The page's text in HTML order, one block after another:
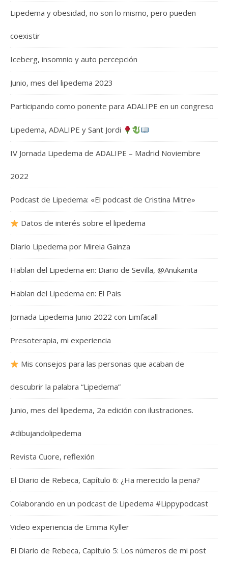
Lipedema y obesidad, no son lo mismo, pero pueden
coexistir
Iceberg, insomnio y auto percepción
Junio, mes del lipedema 2023
Participando como ponente para ADALIPE en un congreso
Lipedema, ADALIPE y Sant Jordi
IV Jornada Lipedema de ADALIPE – Madrid Noviembre
2022
Podcast de Lipedema: «El podcast de Cristina Mitre»
Datos de interés sobre el lipedema
Diario Lipedema por Mireia Gainza
Hablan del Lipedema en: Diario de Sevilla, @Anukanita
Hablan del Lipedema en: El Pais
Jornada Lipedema Junio 2022 con Limfacall
Presoterapia, mi experiencia
Mis consejos para las personas que acaban de
descubrir la palabra “Lipedema”
Junio, mes del lipedema, 2a edición con ilustraciones.
#dibujandolipedema
Revista Cuore, reflexión
El Diario de Rebeca, Capítulo 6: ¿Ha merecido la pena?
Colaborando en un podcast de Lipedema #Lippypodcast
Video experiencia de Emma Kyller
El Diario de Rebeca, Capítulo 5: Los números de mi post